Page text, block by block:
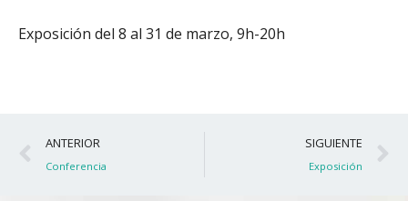
Exposición del 8 al 31 de marzo, 9h-20h
Ant
ANTERIOR
Conferencia
SIGUIENTE
Exposición